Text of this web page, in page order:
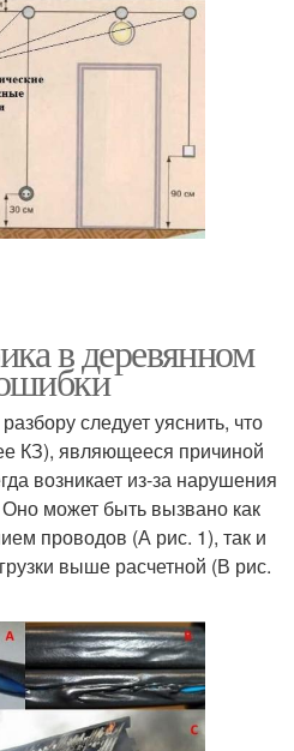
в деревянном
следует уяснить, что
КЗ), являющееся причиной
возникает из-за нарушения
может быть вызвано как
проводов (А рис. 1), так и
выше расчетной (В рис.